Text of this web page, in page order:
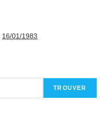
16/01/1983
TROUVER